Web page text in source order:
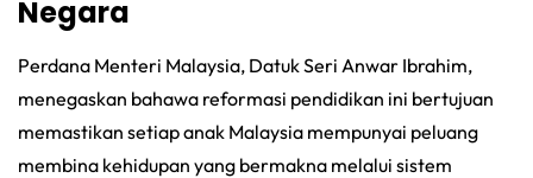
Negara
Perdana Menteri Malaysia, Datuk Seri Anwar Ibrahim,
menegaskan bahawa reformasi pendidikan ini bertujuan
memastikan setiap anak Malaysia mempunyai peluang
membina kehidupan yang bermakna melalui sistem